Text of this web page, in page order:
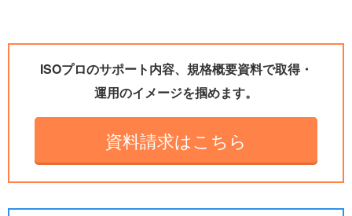
ISOプロのサポート内容、規格概要資料で取得・
運用のイメージを掴めます。
資料請求はこちら